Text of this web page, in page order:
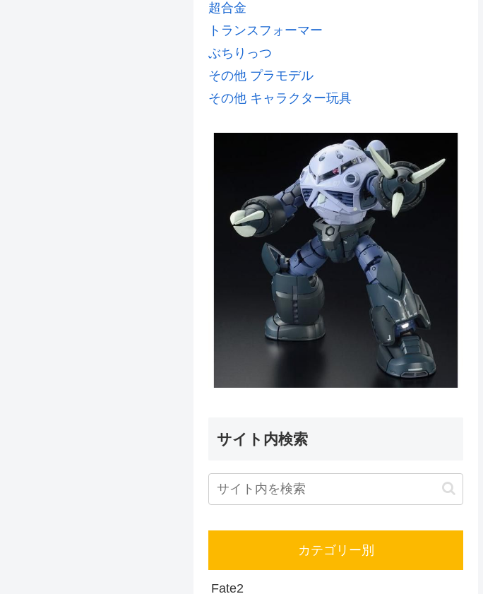
超合金
トランスフォーマー
ぶちりっつ
その他 プラモデル
その他 キャラクター玩具
サイト内検索
カテゴリー別
Fate2